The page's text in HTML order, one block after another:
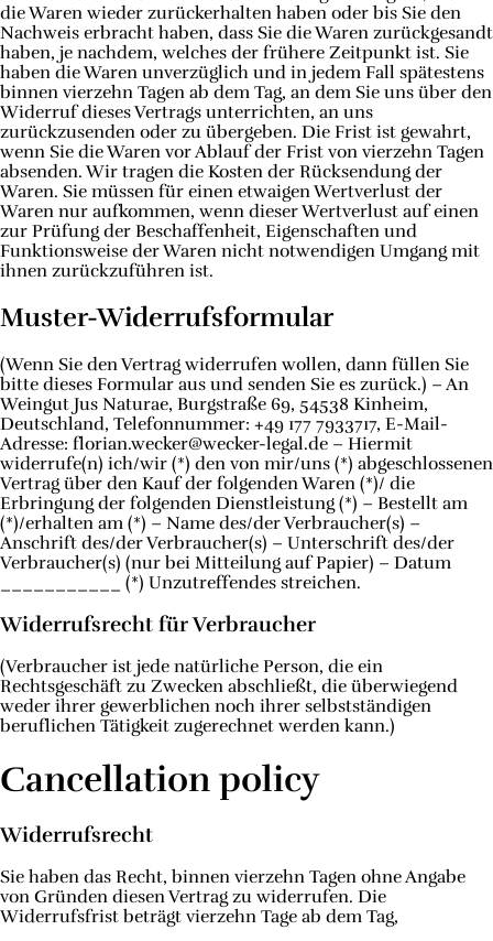
die Waren wieder zurückerhalten haben oder bis Sie den
Nachweis erbracht haben, dass Sie die Waren zurückgesandt
haben, je nachdem, welches der frühere Zeitpunkt ist. Sie
haben die Waren unverzüglich und in jedem Fall spätestens
binnen vierzehn Tagen ab dem Tag, an dem Sie uns über den
Widerruf dieses Vertrags unterrichten, an uns
zurückzusenden oder zu übergeben. Die Frist ist gewahrt,
wenn Sie die Waren vor Ablauf der Frist von vierzehn Tagen
absenden. Wir tragen die Kosten der Rücksendung der
Waren. Sie müssen für einen etwaigen Wertverlust der
Waren nur aufkommen, wenn dieser Wertverlust auf einen
zur Prüfung der Beschaffenheit, Eigenschaften und
Funktionsweise der Waren nicht notwendigen Umgang mit
ihnen zurückzuführen ist.
Muster-Widerrufsformular
(Wenn Sie den Vertrag widerrufen wollen, dann füllen Sie
bitte dieses Formular aus und senden Sie es zurück.) – An
Weingut Jus Naturae, Burgstraße 69, 54538 Kinheim,
Deutschland, Telefonnummer: +49 177 7933717, E-Mail-
Adresse: florian.wecker@wecker-legal.de – Hiermit
widerrufe(n) ich/wir (*) den von mir/uns (*) abgeschlossenen
Vertrag über den Kauf der folgenden Waren (*)/ die
Erbringung der folgenden Dienstleistung (*) – Bestellt am
(*)/erhalten am (*) – Name des/der Verbraucher(s) –
Anschrift des/der Verbraucher(s) – Unterschrift des/der
Verbraucher(s) (nur bei Mitteilung auf Papier) – Datum
___________ (*) Unzutreffendes streichen.
Widerrufsrecht für Verbraucher
(Verbraucher ist jede natürliche Person, die ein
Rechtsgeschäft zu Zwecken abschließt, die überwiegend
weder ihrer gewerblichen noch ihrer selbstständigen
beruflichen Tätigkeit zugerechnet werden kann.)
Cancellation policy
Widerrufsrecht
Sie haben das Recht, binnen vierzehn Tagen ohne Angabe
von Gründen diesen Vertrag zu widerrufen. Die
Widerrufsfrist beträgt vierzehn Tage ab dem Tag,